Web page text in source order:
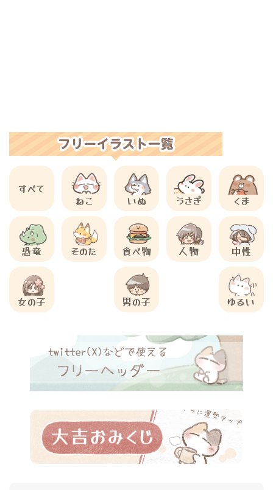
すべて
ねこ
いぬ うさぎ くま
恐竜 そのた 食べ物 人物 中性
女の子 男の子 ゆるい